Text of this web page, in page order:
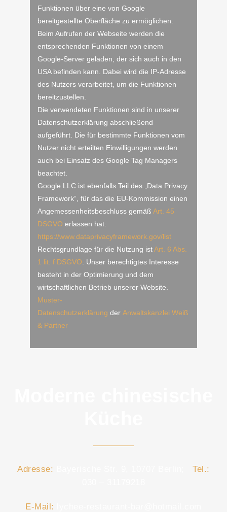
Funktionen über eine von Google
bereitgestellte Oberfläche zu ermöglichen.
Beim Aufrufen der Webseite werden die
entsprechenden Funktionen von einem
Google-Server geladen, der sich auch in den
USA befinden kann. Dabei wird die IP-Adresse
des Nutzers verarbeitet, um die Funktionen
bereitzustellen.
Die verwendeten Funktionen sind in unserer
Datenschutzerklärung abschließend
aufgeführt. Die für bestimmte Funktionen vom
Nutzer nicht erteilten Einwilligungen werden
auch bei Einsatz des Google Tag Managers
beachtet.
Google LLC ist ebenfalls Teil des „Data Privacy
Framework“, für das die EU-Kommission einen
Angemessenheitsbeschluss gemäß Art. 45
DSGVO erlassen hat:
https://www.dataprivacyframework.gov/list
Rechtsgrundlage für die Nutzung istArt. 6 Abs.
1 lit. f DSGVO . Unser berechtigtes Interesse
besteht in der Optimierung und dem
wirtschaftlichen Betrieb unserer Website.
Muster-
Datenschutzerklärung der Anwaltskanzlei Weiß
& Partner
Adresse:
Tel.:
E-Mail: